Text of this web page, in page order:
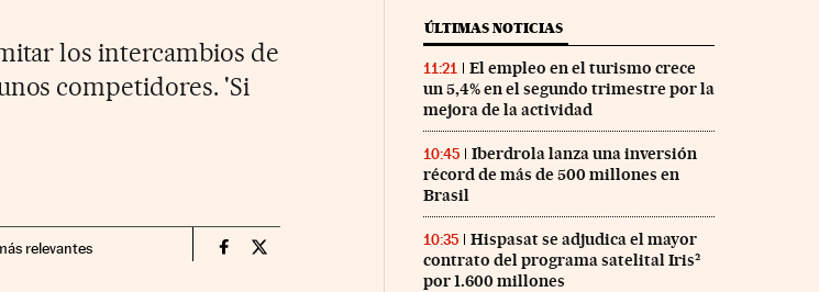
los intercambios de
competidores. 'Si
relevantes Companias Cinco Días en Facebook
Companias Cinco Días en Twitter
ÚLTIMAS NOTICIAS
11:21
El empleo en el turismo crece
un 5,4% en el segundo trimestre por la
mejora de la actividad
10:45
Iberdrola lanza una inversión
récord de más de 500 millones en
Brasil
10:35
Hispasat se adjudica el mayor
contrato del programa satelital Iris²
por 1.600 millones